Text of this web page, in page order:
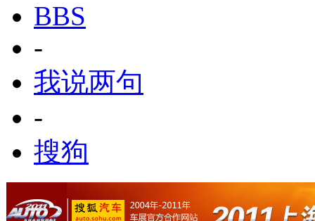
BBS
-
我说两句
-
搜狗